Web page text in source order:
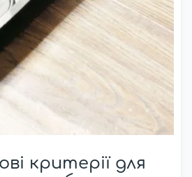
критерії для